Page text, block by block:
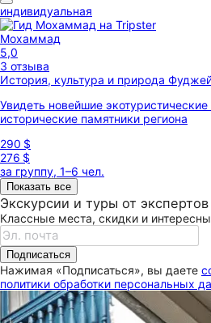
индивидуальная
Мохаммад
5,0
3 отзыва
История, культура и природа
Увидеть новейшие
исторические памятники региона
290 $
276 $
за группу, 1–6 чел.
Показать все
Экскурсии и туры от
Классные места, скидки и
Подписаться
Нажимая «Подписаться», вы даете
политики обработки персональных